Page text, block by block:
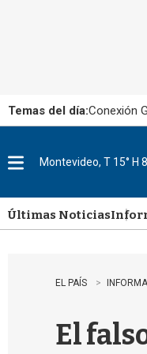
Temas del día:Conexión
u
Montevideo, T 15° H
Últimas Noticias
EL PAÍS
El